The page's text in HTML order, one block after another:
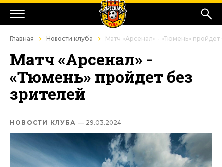
Главная Новости клуба Матч «Арсенал» - «Тюмень» пройдет
Матч «Арсенал» -
«Тюмень» пройдет без
зрителей
НОВОСТИ КЛУБА — 29.03.2024